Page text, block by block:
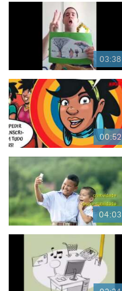
03:38
00:52
04:03